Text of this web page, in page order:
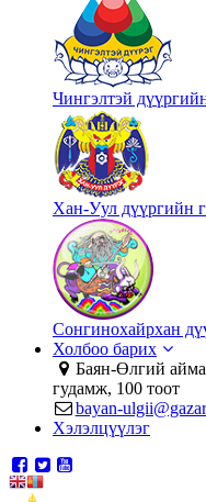
Чингэлтэй
Хан-Уул дүүргийн
Сонгинохайрхан
Холбоо барих
Баян-Өлгий
гудамж, 100 тоот
bayan-
Хэлэлцүүлэг